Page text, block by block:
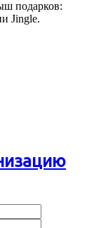
подарков:
Jingle.